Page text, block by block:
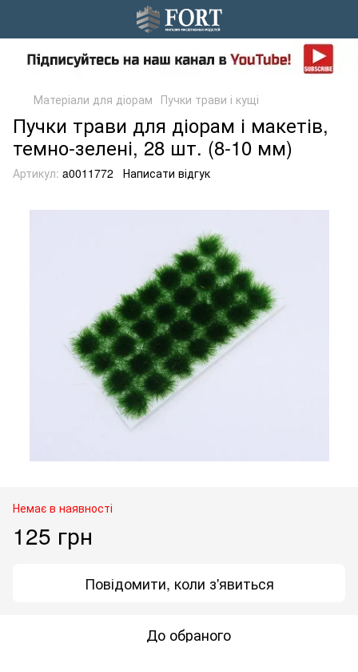
Матеріали для діорам Пучки трави і кущі
Пучки трави для діорам і макетів,
темно-зелені, 28 шт. (8-10 мм)
Артикул: a0011772 Написати відгук
Немає в наявності
125 грн
Повідомити, коли з'явиться
До обраного